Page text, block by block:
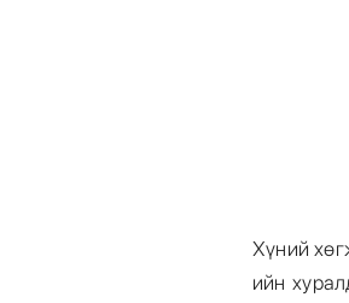
Хүний
ийн